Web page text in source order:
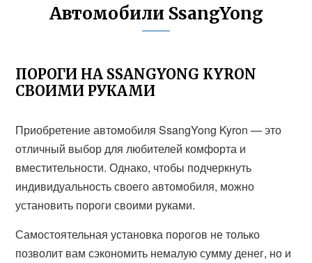
Автомобили SsangYong
ПОРОГИ НА SSANGYONG KYRON
СВОИМИ РУКАМИ
Приобретение автомобиля SsangYong Kyron — это
отличный выбор для любителей комфорта и
вместительности. Однако, чтобы подчеркнуть
индивидуальность своего автомобиля, можно
установить пороги своими руками.
Самостоятельная установка порогов не только
позволит вам сэкономить немалую сумму денег, но и